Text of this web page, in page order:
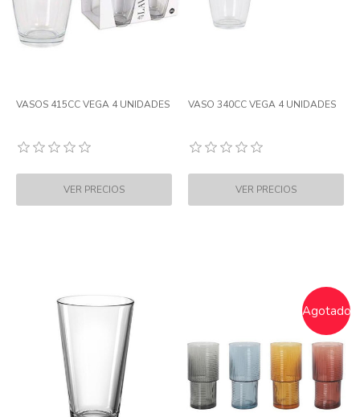
VASOS 415CC VEGA 4 UNIDADES VASO 340CC VEGA 4 UNIDADES
Agotado